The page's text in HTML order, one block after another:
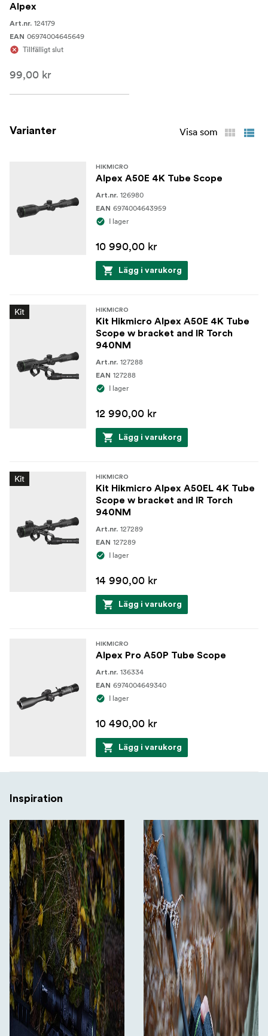
Alpex
Art.nr. 124179
EAN 06974004645649
Tillfälligt slut
99,00 kr
Varianter Visa som
HIKMICRO
Alpex A50E 4K Tube Scope
Art.nr. 126980
EAN 6974004643959
I lager
10 990,00 kr
Lägg i varukorg
Kit HIKMICRO
Kit Hikmicro Alpex A50E 4K Tube
Scope w bracket and IR Torch
940NM
Art.nr. 127288
EAN 127288
I lager
12 990,00 kr
Lägg i varukorg
Kit HIKMICRO
Kit Hikmicro Alpex A50EL 4K Tube
Scope w bracket and IR Torch
940NM
Art.nr. 127289
EAN 127289
I lager
14 990,00 kr
Lägg i varukorg
HIKMICRO
Alpex Pro A50P Tube Scope
Art.nr. 136334
EAN 6974004649340
I lager
10 490,00 kr
Lägg i varukorg
Inspiration